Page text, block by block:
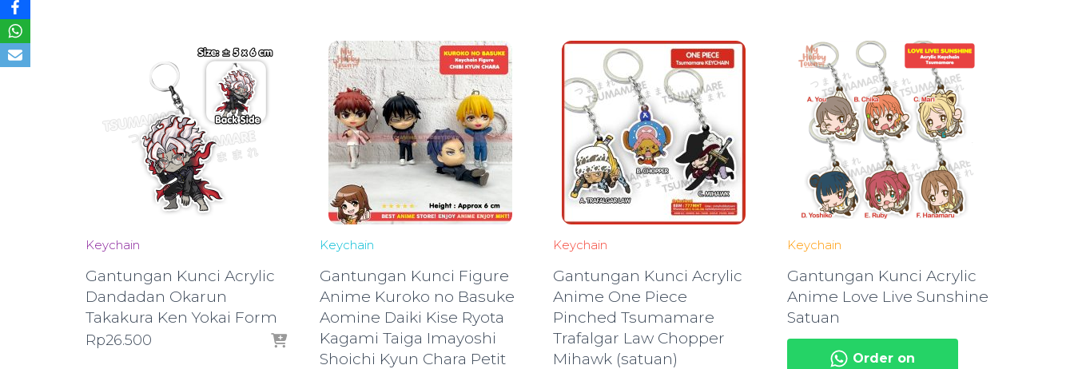
Keychain
Gantungan Kunci Acrylic
Dandadan Okarun
Takakura Ken Yokai Form
Rp26.500
Keychain
Gantungan Kunci Figure
Anime Kuroko no Basuke
Aomine Daiki Kise Ryota
Kagami Taiga Imayoshi
Shoichi Kyun Chara Petit
Keychain
Gantungan Kunci Acrylic
Anime One Piece
Pinched Tsumamare
Trafalgar Law Chopper
Mihawk (satuan)
Keychain
Gantungan Kunci Acrylic
Anime Love Live Sunshine
Satuan
Order on